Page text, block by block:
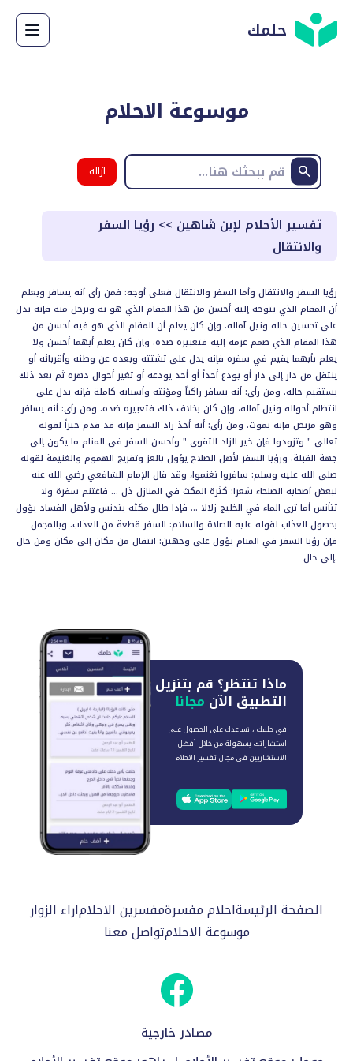
حلمك
موسوعة الاحلام
ازالة
البحث
تفسير الأحلام لإبن شاهين >> رؤيا السفر
والانتقال
رؤيا السفر والانتقال وأما السفر والانتقال فعلى أوجه: فمن رأى أنه يسافر ويعلم
أن المقام الذي يتوجه إليه أحسن من هذا المقام الذي هو به ويرحل منه فإنه يدل
على تحسين حاله ونيل آماله. وإن كان يعلم أن المقام الذي هو فيه أحسن من
هذا المقام الذي صمم عزمه إليه فتعبيره ضده. وإن كان يعلم أيهما أحسن ولا
يعلم بأيهما يقيم في سفره فإنه يدل على تشتته وبعده عن وطنه وأقربائه أو
ينتقل من دار إلى دار أو يودع أحداً أو أحد يودعه أو تغير أحوال دهره ثم بعد ذلك
يستقيم حاله. ومن رأى: أنه يسافر راكباً ومؤنته وأسبابه كاملة فإنه يدل على
انتظام أحواله ونيل آماله، وإن كان بخلاف ذلك فتعبيره ضده. ومن رأى: أنه يسافر
وهو مريض فإنه يموت. ومن رأى: أنه أخذ زاد السفر فإنه قد قدم خيراً لقوله
تعالى " وتزودوا فإن خير الزاد التقوى " وأحسن السفر في المنام ما يكون إلى
جهة القبلة. ورؤيا السفر لأهل الصلاح يؤول بالعز وتفريج الهموم والغنيمة لقوله
صلى الله عليه وسلم: سافروا تغنموا، وقد قال الإمام الشافعي رضي الله عنه
لبعض أصحابه الصلحاء شعرا: كثرة المكث في المنازل ذل ... فاغتنم سفرة ولا
تتأنس أما ترى الماء في الخليج زلالا ... فإذا طال مكثه يتدنس ولأهل الفساد يؤول
بحصول العذاب لقوله عليه الصلاة والسلام: السفر قطعة من العذاب. وبالمجمل
فإن رؤيا السفر في المنام يؤول على وجهين: انتقال من مكان إلى مكان ومن حال
إلى حال.
ماذا تنتظر؟ قم بتنزيل
التطبيق الآن مجانا
في حلمك ، نساعدك على الحصول على
استشاراتك بسهولة من خلال أفضل
الاستشاريين في مجال تفسير الاحلام
الصفحة الرئيسةاحلام مفسرةمفسرين الاحلاماراء الزوار
موسوعة الاحلامتواصل معنا
مصادر خارجية